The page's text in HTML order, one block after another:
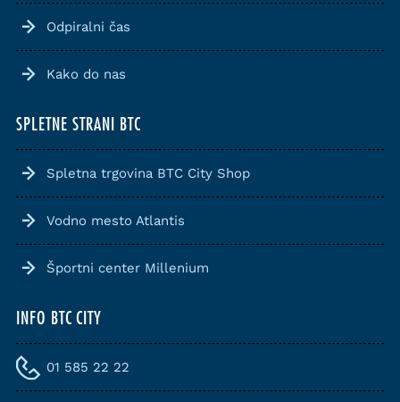
Odpiralni čas
Kako do nas
SPLETNE STRANI BTC
Spletna trgovina BTC City Shop
Vodno mesto Atlantis
Športni center Millenium
INFO BTC CITY
01 585 22 22